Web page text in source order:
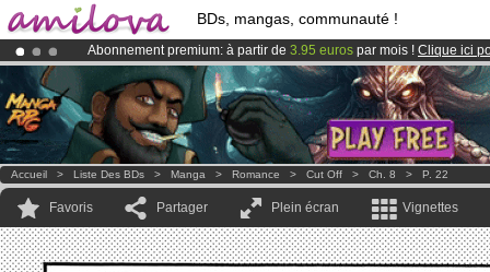
BDs, mangas, communauté !
Abonnement premium: à partir de 3.95 euros par mois ! Clique ici
LeKickstarter Amilova est désormais lancé!.
Déjà 100000membreset 1000BDs & Mangas!
Accueil > Liste Des BDs > Manga > Romance > Cut Off > Ch. 8 > P. 22
Favoris Partager Plein écran Vignettes